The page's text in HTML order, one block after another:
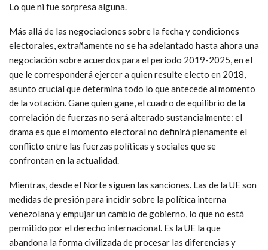
Lo que ni fue sorpresa alguna.
Más allá de las negociaciones sobre la fecha y condiciones
electorales, extrañamente no se ha adelantado hasta ahora una
negociación sobre acuerdos para el período 2019-2025, en el
que le corresponderá ejercer a quien resulte electo en 2018,
asunto crucial que determina todo lo que antecede al momento
de la votación. Gane quien gane, el cuadro de equilibrio de la
correlación de fuerzas no será alterado sustancialmente: el
drama es que el momento electoral no definirá plenamente el
conflicto entre las fuerzas políticas y sociales que se
confrontan en la actualidad.
Mientras, desde el Norte siguen las sanciones. Las de la UE son
medidas de presión para incidir sobre la política interna
venezolana y empujar un cambio de gobierno, lo que no está
permitido por el derecho internacional. Es la UE la que
abandona la forma civilizada de procesar las diferencias y